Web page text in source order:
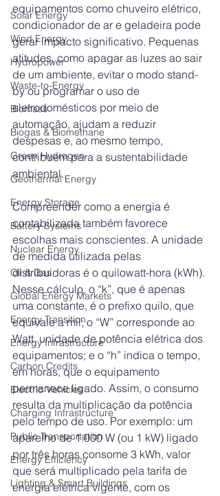
Solar Energy
Wind Energy
Hydropower
Waste-to-Energy
Biomass
Biogas & Biomethane
Green Hydrogen
Geothermal Energy
Energy Storage
Battery Systems
Nuclear Energy
Oil & Gas
Global Energy Markets
Energy Transition
Energy Infrastructure
Carbon Credits
Electric Vehicles
Charging Infrastructure
Public Transportation
Energy Efficiency
Lighting & Smart Buildings
equipamentos como chuveiro elétrico,
condicionador de ar e geladeira pode
gerar impacto significativo. Pequenas
atitudes, como apagar as luzes ao sair
de um ambiente, evitar o modo stand-
by ou programar o uso de
eletrodomésticos por meio de
automação, ajudam a reduzir
despesas e, ao mesmo tempo,
contribuem para a sustentabilidade
ambiental.
Compreender como a energia é
contabilizada também favorece
escolhas mais conscientes. A unidade
de medida utilizada pelas
distribuidoras é o quilowatt-hora (kWh).
Nesse cálculo, o “k”, que é apenas
uma constante, é o prefixo quilo, que
equivale a mil; o “W” corresponde ao
Watt, unidade de potência elétrica dos
equipamentos; e o “h” indica o tempo,
em horas, que o equipamento
permanece ligado. Assim, o consumo
resulta da multiplicação da potência
pelo tempo de uso. Por exemplo: um
aparelho de 1.000 W (ou 1 kW) ligado
por três horas consome 3 kWh, valor
que será multiplicado pela tarifa de
energia elétrica vigente, com os